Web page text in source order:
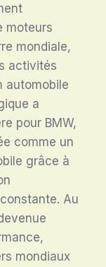
moteurs
mondiale,
activités
automobile
a
pour BMW,
comme un
grâce à
Au
mondiaux